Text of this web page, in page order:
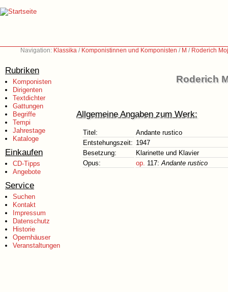
Navigation: Klassika / Komponistinnen und Komponisten / M / Roderich
Rubriken
Komponisten
Dirigenten
Textdichter
Gattungen
Begriffe
Tempi
Jahrestage
Kataloge
Einkaufen
CD-Tipps
Angebote
Service
Suchen
Kontakt
Impressum
Datenschutz
Historie
Opernhäuser
Veranstaltungen
Roderich
Allgemeine Angaben zum Werk:
Titel:
Andante rustico
Entstehungszeit: 1947
Besetzung:
Klarinette und Klavier
Opus:
op. 117:Andante rustico